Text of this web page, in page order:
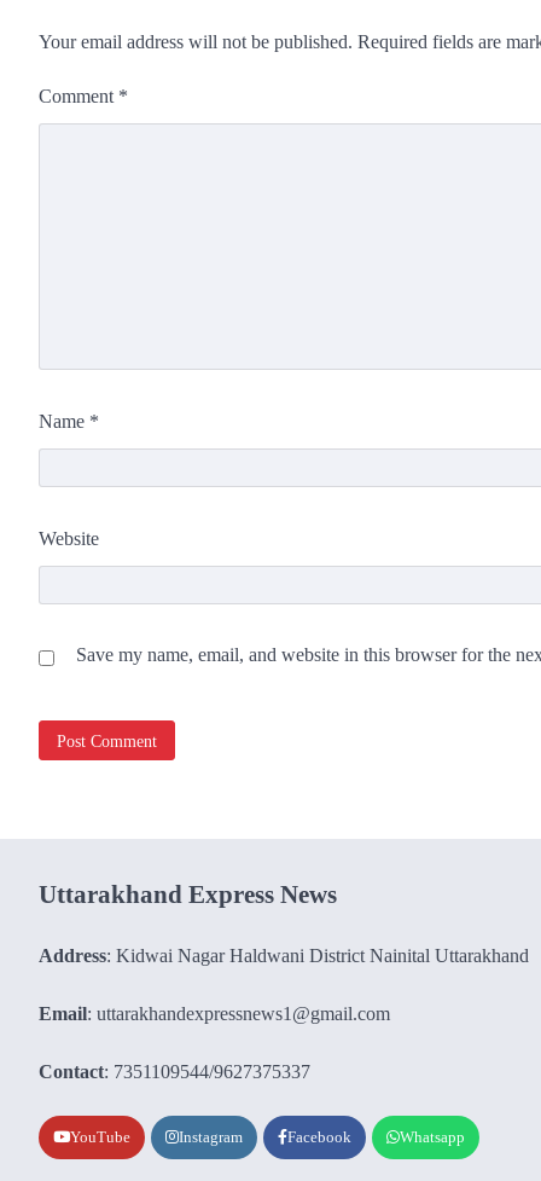
Your email address will not be published. Required fields are
Comment *
Name *
Website
Save my name, email, and website in this browser for the
Uttarakhand Express News
Address: Kidwai Nagar Haldwani District Nainital Uttarakhand
Email: uttarakhandexpressnews1@gmail.com
Contact: 7351109544/9627375337
YouTube Instagram Facebook Whatsapp